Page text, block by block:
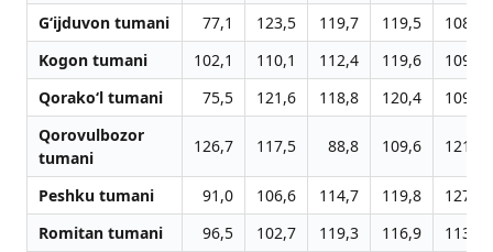
G‘ijduvon tumani
77,1 123,5 119,7 119,5
108,4
Kogon tumani
102,1 110,1 112,4 119,6
109,0
Qorako‘l tumani
75,5 121,6 118,8 120,4
109,5
Qorovulbozor
tumani
126,7 117,5 88,8 109,6 121,1
Peshku tumani 91,0 106,6 114,7 119,8
127,9
Romitan tumani
96,5 102,7 119,3 116,9
113,2